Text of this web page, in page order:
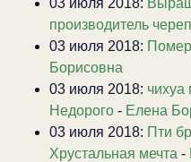
03 июля 2018:
производитель
03 июля 2018:
Борисовна
03 июля 2018: чихуа
Недорого - Елена
03 июля 2018: Пти
Хрустальная мечта -